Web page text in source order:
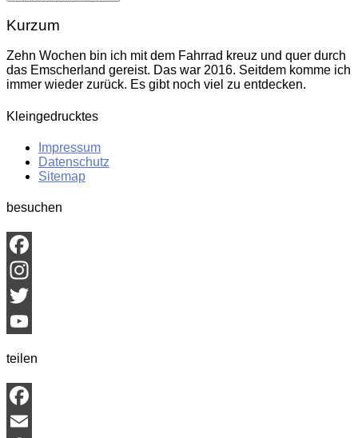
Beiträge
Kurzum
Zehn Wochen bin ich mit dem Fahrrad kreuz und quer durch
das Emscherland gereist. Das war 2016. Seitdem komme ich
immer wieder zurück. Es gibt noch viel zu entdecken.
Kleingedrucktes
Impressum
Datenschutz
Sitemap
besuchen
Facebook
Instagram
Twitter
teilen
Facebook